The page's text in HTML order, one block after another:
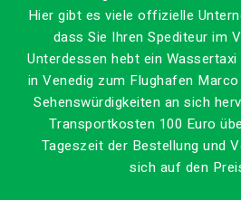
Hier gibt es viele offizielle
dass Sie Ihren Spediteur im
Unterdessen hebt ein
in Venedig zum Flughafen
Sehenswürdigkeiten an sich
Transportkosten 100 Euro
Tageszeit der Bestellung und
sich auf den